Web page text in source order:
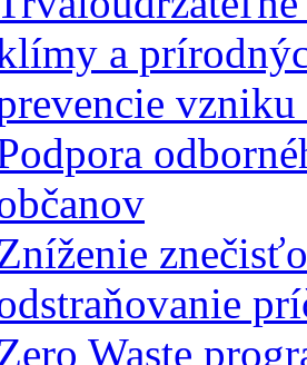
a
vzniku
Waste